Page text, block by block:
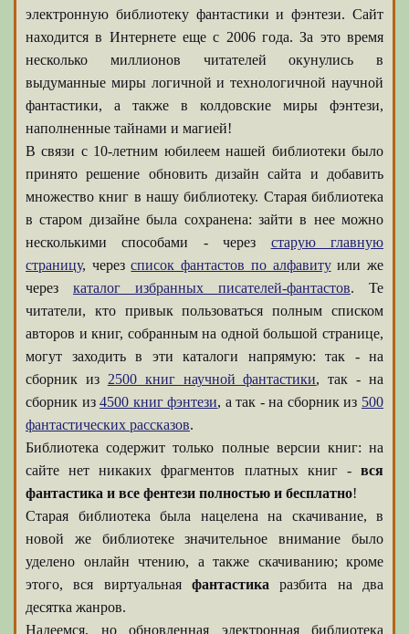
электронную библиотеку фантастики и фэнтези. Сайт
находится в Интернете еще с 2006 года. За это время
несколько миллионов читателей окунулись в
выдуманные миры логичной и технологичной научной
фантастики, а также в колдовские миры фэнтези,
наполненные тайнами и магией!
В связи с 10-летним юбилеем нашей библиотеки было
принято решение обновить дизайн сайта и добавить
множество книг в нашу библиотеку. Старая библиотека
в старом дизайне была сохранена: зайти в нее можно
несколькими способами - через старую главную
страницу, черезсписок фантастов по алфавитуили же
через каталог избранных писателей-фантастов. Те
читатели, кто привык пользоваться полным списком
авторов и книг, собранным на одной большой странице,
могут заходить в эти каталоги напрямую: так - на
сборник из 2500 книг научной фантастики, так - на
сборник из4500 книг фэнтези, а так - на сборник из 500
фантастических рассказов.
Библиотека содержит только полные версии книг: на
сайте нет никаких фрагментов платных книг - вся
фантастика и все фентези полностью и бесплатно!
Старая библиотека была нацелена на скачивание, в
новой же библиотеке значительное внимание было
уделено онлайн чтению, а также скачиванию; кроме
этого, вся виртуальная фантастика разбита на два
десятка жанров.
Надеемся, но обновленная электронная библиотека